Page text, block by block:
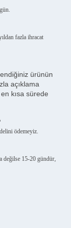
fazla ihracat
ürünün
açıklama
kısa sürede
ödemeyiz.
değilse 15-20 gündür,